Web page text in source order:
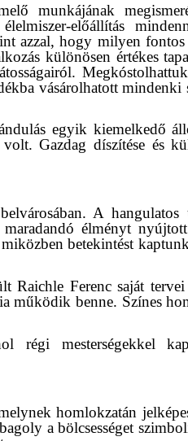
munkájának
előállítás
azzal, hogy milyen fontos
különösen értékes
vásárolhatott mindenki
egyik kiemelkedő
Gazdag díszítése és
A hangulatos
élményt
betekintést
Raichle Ferenc saját tervei
működik benne. Színes
régi mesterségekkel
homlokzatán
a bölcsességet